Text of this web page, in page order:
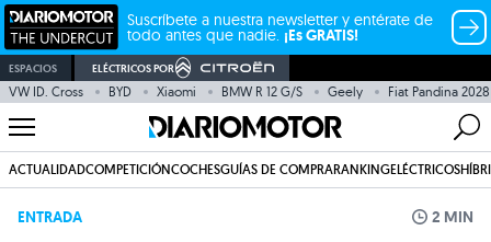
Suscríbete a nuestra newsletter y entérate de
todo antes que nadie. ¡Es GRATIS!
ESPACIOS ELÉCTRICOS POR
VW ID. Cross BYD Xiaomi BMW R 12 G/S Geely Fiat Pandina 2028
ACTUALIDADCOMPETICIÓNCOCHESGUÍAS DE COMPRARANKINGELÉCTRICOS
ENTRADA 2 MIN